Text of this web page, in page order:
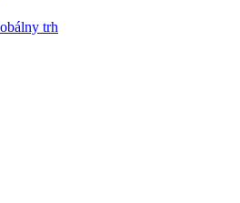
trh